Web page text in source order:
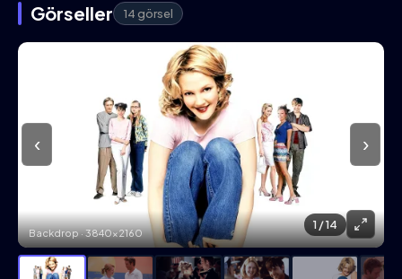
Görseller 14 görsel
‹
Backdrop · 3840×2160
›
1 / 14